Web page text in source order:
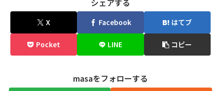
X Facebook はてブ
Pocket LINE コピー
masaをフォローする